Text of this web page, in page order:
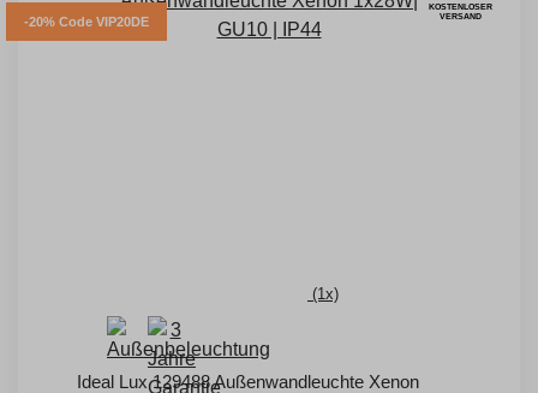
-20% Code VIP20DE
KOSTENLOSER
VERSAND
(1x)
Ideal Lux 129488 Außenwandleuchte Xenon